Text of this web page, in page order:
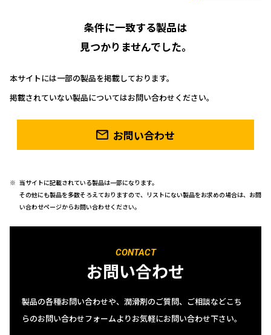
条件に一致する製品は
見つかりませんでした。
本サイトには一部の製品を掲載しております。
掲載されていない製品についてはお問い合わせください。
お問い合わせ
当サイトに記載されている製品は一部になります。
その他にも製品を多数そろえておりますので、リストにない製品をお求めの場合は、お問
い合わせページからお問い合わせください。
CONTACT
お問い合わせ
製品の各種お問い合わせや、潤滑剤のご質問、ご相談などこち
らのお問い合わせフォームよりお気軽にお問い合わせ下さい。